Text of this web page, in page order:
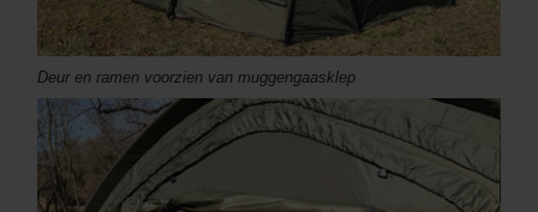
Deur en ramen voorzien van muggengaasklep